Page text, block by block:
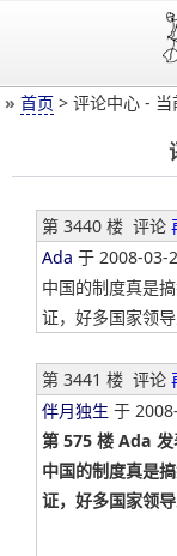
» 首页 > 评论中心 -
第 3440 楼 评论
Ada 于 2008-03-
中国的制度真是
证，好多国家领导
第 3441 楼 评论
伴月独生 于
第 575 楼 Ada
中国的制度真是
证，好多国家领导